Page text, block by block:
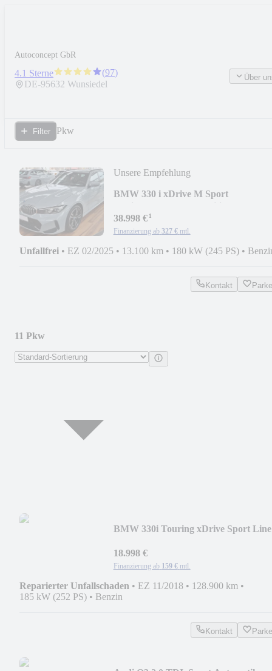
Autoconcept GbR
4.1 Sterne (97)
DE-95632 Wunsiedel
Über
Filter Pkw
Unsere Empfehlung
BMW 330 i xDrive M Sport
38.998 €¹
Finanzierung ab 327 € mtl.
Unfallfrei • EZ 02/2025 • 13.100 km • 180 kW (245 PS) •
Kontakt
11 Pkw
BMW 330i Touring xDrive Sport Line
18.998 €
Finanzierung ab 159 € mtl.
Reparierter Unfallschaden • EZ 11/2018 • 128.900 km •
185 kW (252 PS) • Benzin
Kontakt